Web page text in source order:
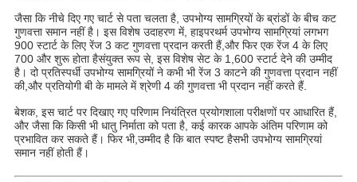
जैसा कि नीचे दिए गए चार्ट से पता चलता है, उपभोग्य सामग्रियों के ब्रांडों के बीच कट
गुणवत्ता समान नहीं है। इस विशेष उदाहरण में, हाइपरथर्म उपभोग्य सामग्रियां लगभग
900 स्टार्ट के लिए रेंज 3 कट गुणवत्ता प्रदान करती हैं,और फिर एक रेंज 4 के लिए
700 और शुरू होता हैसंयुक्त रूप से, इस विशेष सेट के 1,600 स्टार्ट देने की उम्मीद
है। दो प्रतिस्पर्धी उपभोग्य सामग्रियों ने कभी भी रेंज 3 काटने की गुणवत्ता प्रदान नहीं
की,और प्रतियोगी बी के मामले में श्रेणी 4 की गुणवत्ता भी प्रदान नहीं करते हैं.
बेशक, इस चार्ट पर दिखाए गए परिणाम नियंत्रित प्रयोगशाला परीक्षणों पर आधारित हैं,
और जैसा कि किसी भी धातु निर्माता को पता है, कई कारक आपके अंतिम परिणाम को
प्रभावित कर सकते हैं। फिर भी,उम्मीद है कि बात स्पष्ट हैसभी उपभोग्य सामग्रियां
समान नहीं होती हैं।